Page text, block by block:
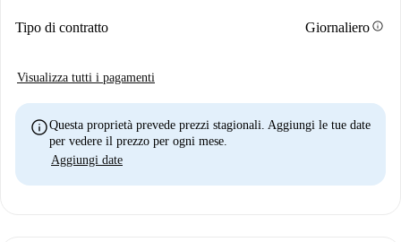
Tipo di contratto Giornalieroinfo
Visualizza tutti i pagamenti
infoQuesta proprietà prevede prezzi stagionali. Aggiungi le tue date
per vedere il prezzo per ogni mese.
Aggiungi date